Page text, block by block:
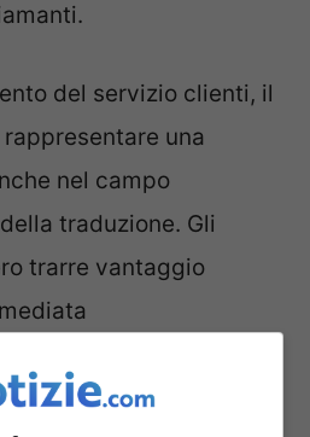
del servizio clienti, il
una
nel campo
traduzione. Gli
trarre vantaggio
complessi. Allo